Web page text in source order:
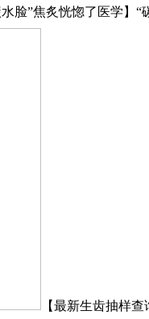
”焦炙恍惚了医学】“
【最新生齿抽样